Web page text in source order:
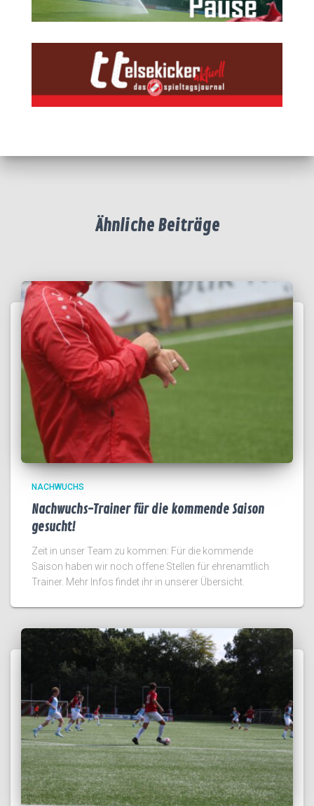
Ähnliche Beiträge
NACHWUCHS
Nachwuchs-Trainer für die kommende Saison
gesucht!
Zeit in unser Team zu kommen: Für die kommende
Saison haben wir noch offene Stellen für ehrenamtlich
Trainer. Mehr Infos findet ihr in unserer Übersicht.